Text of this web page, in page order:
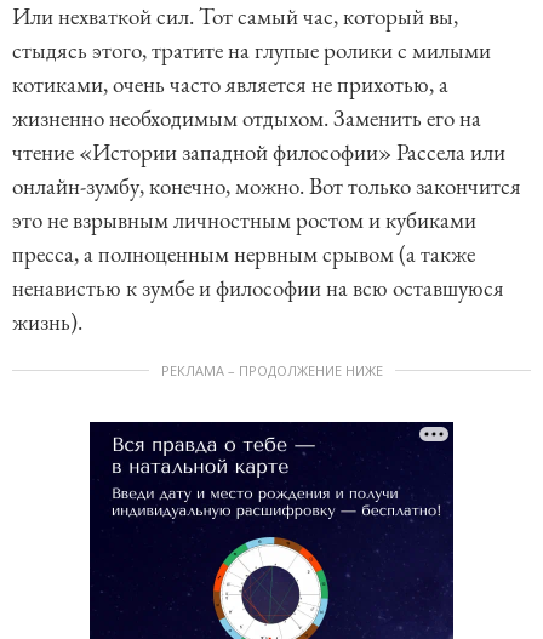
Или нехваткой сил. Тот самый час, который вы,
стыдясь этого, тратите на глупые ролики с милыми
котиками, очень часто является не прихотью, а
жизненно необходимым отдыхом. Заменить его на
чтение «Истории западной философии» Рассела или
онлайн-зумбу, конечно, можно. Вот только закончится
это не взрывным личностным ростом и кубиками
пресса, а полноценным нервным срывом (а также
ненавистью к зумбе и философии на всю оставшуюся
жизнь).
РЕКЛАМА – ПРОДОЛЖЕНИЕ НИЖЕ